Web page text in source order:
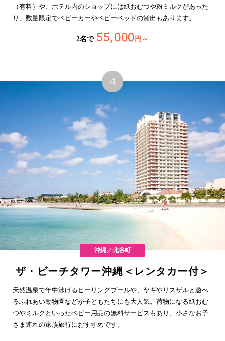
（有料）や、ホテル内のショップには紙おむつや粉ミルクがあった
り、数量限定でベビーカーやベビーベッドの貸出もあります。
2名で 55,000 円～
沖縄／北谷町
ザ・ビーチタワー沖縄＜レンタカー付＞
天然温泉で年中泳げるヒーリングプールや、ヤギやリスザルと遊べ
るふれあい動物園などが子どもたちにも大人気。荷物になる紙おむ
つやミルクといったベビー用品の無料サービスもあり、小さなお子
さま連れの家族旅行におすすめです。